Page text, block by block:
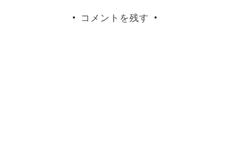
コメントを残す